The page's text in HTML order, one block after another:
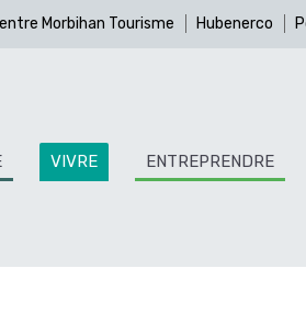
Morbihan Tourisme Hubenerco
VIVRE ENTREPRENDRE